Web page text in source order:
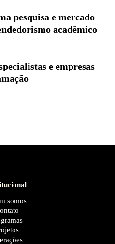
pesquisa e mercado
acadêmico
e empresas
somos